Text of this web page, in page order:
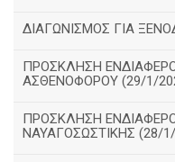
ΔΙΑΓΩΝΙΣΜΟΣ ΓΙΑ
ΠΡΟΣΚΛΗΣΗ
ΑΣΘΕΝΟΦΟΡΟΥ (29/1/
ΠΡΟΣΚΛΗΣΗ
ΝΑΥΑΓΟΣΩΣΤΙΚΗΣ (28/